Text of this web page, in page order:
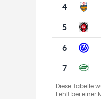
4
5
6
7
Diese Tabelle
Fehlt bei einer